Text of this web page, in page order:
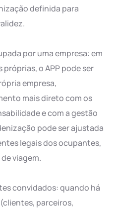
definida para
por uma empresa: em
o APP pode ser
empresa,
mais direto com os
e com a gestão
pode ser ajustada
legais dos ocupantes,
viagem.
convidados: quando há
parceiros,